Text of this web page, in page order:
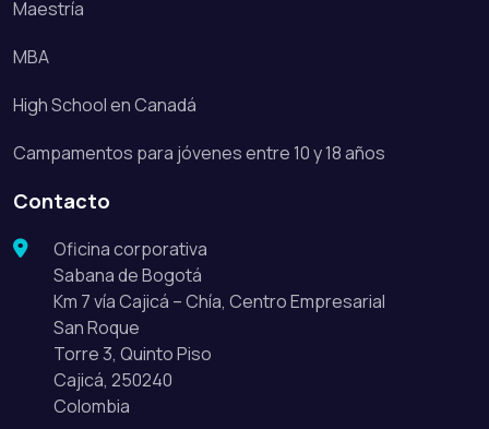
Maestría
MBA
High School en Canadá
Campamentos para jóvenes entre 10 y 18 años
Contacto
Oficina corporativa
Sabana de Bogotá
Km 7 vía Cajicá – Chía, Centro Empresarial
San Roque
Torre 3, Quinto Piso
Cajicá, 250240
Colombia